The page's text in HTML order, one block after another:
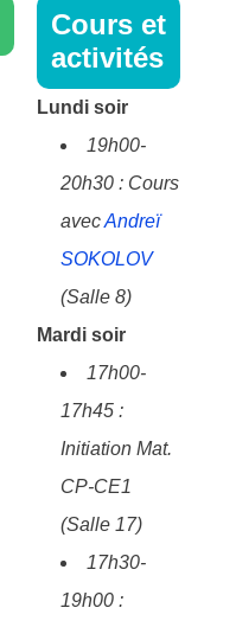
Cours et
activités
Lundi soir
19h00-
20h30 : Cours
avecAndreï
SOKOLOV
(Salle 8)
Mardi soir
17h00-
17h45 :
Initiation Mat.
CP-CE1
(Salle 17)
17h30-
19h00 :